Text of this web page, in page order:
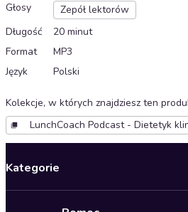
Głosy
Zepół lektorów
Długość
20 minut
Format
MP3
Język
Polski
Kolekcje, w których znajdziesz ten
LunchCoach Podcast - Dietetyk
Kategorie